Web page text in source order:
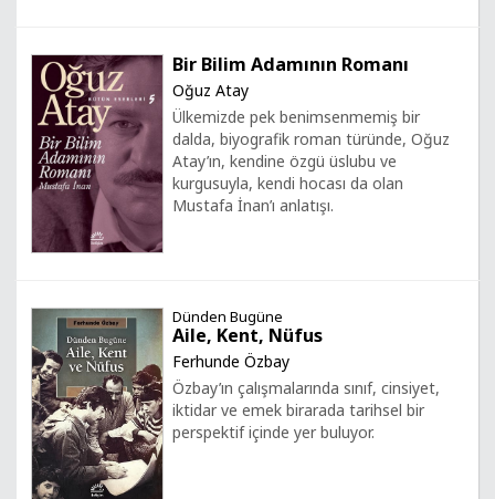
Bir Bilim Adamının Romanı
Oğuz Atay
Ülkemizde pek benimsenmemiş bir
dalda, biyografik roman türünde, Oğuz
Atay’ın, kendine özgü üslubu ve
kurgusuyla, kendi hocası da olan
Mustafa İnan’ı anlatışı.
Dünden Bugüne
Aile, Kent, Nüfus
Ferhunde Özbay
Özbay’ın çalışmalarında sınıf, cinsiyet,
iktidar ve emek birarada tarihsel bir
perspektif içinde yer buluyor.